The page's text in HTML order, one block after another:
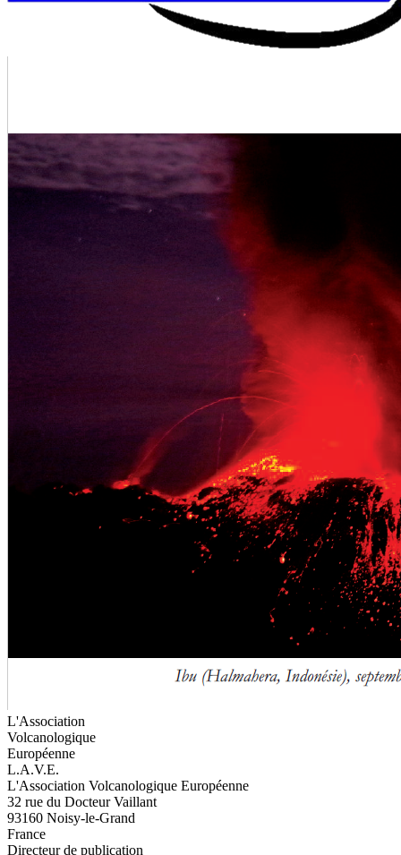
L'Association
Volcanologique
Européenne
L.A.V.E.
L'Association Volcanologique Européenne
32 rue du Docteur Vaillant
93160 Noisy-le-Grand
France
Directeur de publication